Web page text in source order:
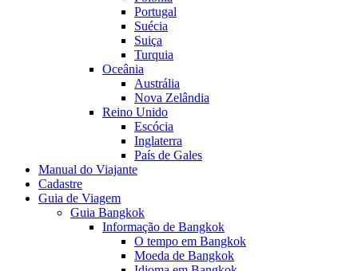
Portugal
Suécia
Suiça
Turquia
Oceânia
Austrália
Nova Zelândia
Reino Unido
Escócia
Inglaterra
País de Gales
Manual do Viajante
Cadastre
Guia de Viagem
Guia Bangkok
Informação de Bangkok
O tempo em Bangkok
Moeda de Bangkok